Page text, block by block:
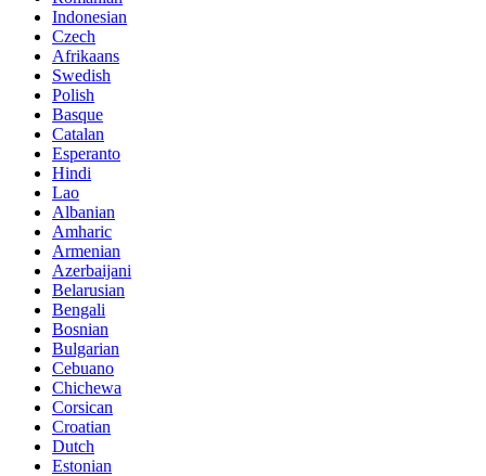
Indonesian
Czech
Afrikaans
Swedish
Polish
Basque
Catalan
Esperanto
Hindi
Lao
Albanian
Amharic
Armenian
Azerbaijani
Belarusian
Bengali
Bosnian
Bulgarian
Cebuano
Chichewa
Corsican
Croatian
Dutch
Estonian